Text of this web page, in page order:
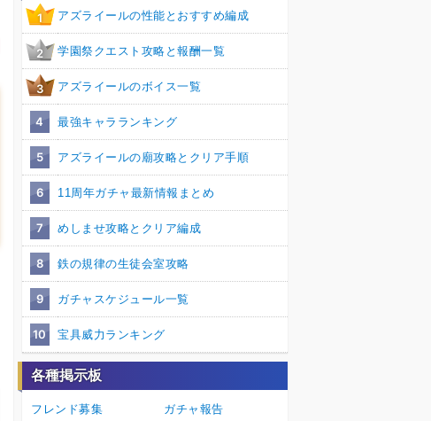
1 アズライールの性能とおすすめ編成
2 学園祭クエスト攻略と報酬一覧
3 アズライールのボイス一覧
4 最強キャラランキング
5 アズライールの廟攻略とクリア手順
6 11周年ガチャ最新情報まとめ
7 めしませ攻略とクリア編成
8 鉄の規律の生徒会室攻略
9 ガチャスケジュール一覧
10 宝具威力ランキング
各種掲示板
フレンド募集 ガチャ報告